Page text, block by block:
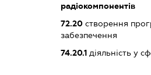
радіокомпонентів
72.20 створення
забезпечення
74.20.1 діяльність у